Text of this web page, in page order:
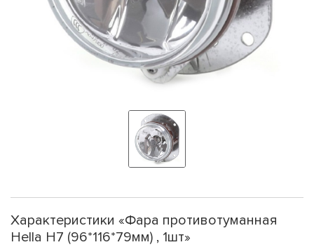
Характеристики «Фара противотуманная
Hella H7 (96*116*79мм) , 1шт»